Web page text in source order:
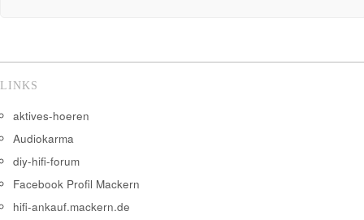
LINKS
aktives-hoeren
Audiokarma
diy-hifi-forum
Facebook Profil Mackern
hifi-ankauf.mackern.de